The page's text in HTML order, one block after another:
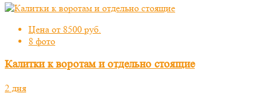
Цена от 8500 руб.
8 фото
Калитки к воротам и отдельно стоящие
2 дня